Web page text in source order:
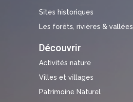
Sites historiques
Les forêts, rivières & vallées
Découvrir
Activités nature
Villes et villages
Patrimoine Naturel